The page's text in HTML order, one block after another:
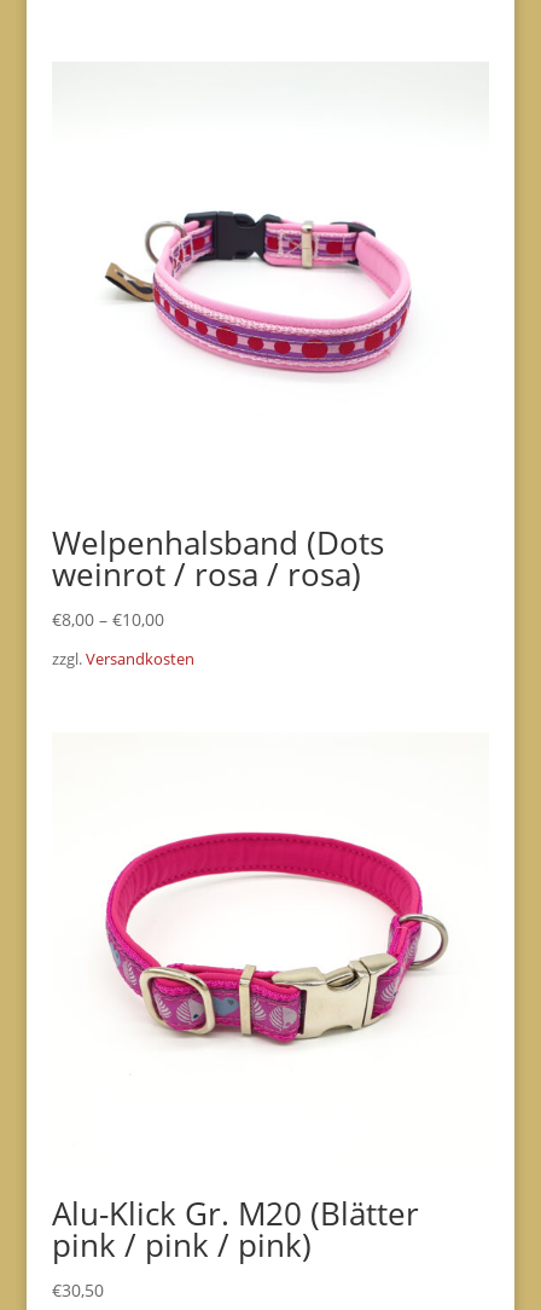
Welpenhalsband (Dots
weinrot / rosa / rosa)
€8,00– €10,00
zzgl.Versandkosten
Alu-Klick Gr. M20 (Blätter
pink / pink / pink)
€30,50